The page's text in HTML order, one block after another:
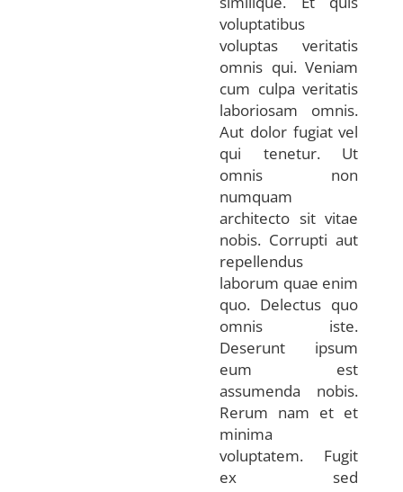
voluptatibus
voluptas veritatis
omnis qui. Veniam
cum culpa veritatis
laboriosam omnis.
Aut dolor fugiat vel
qui tenetur. Ut
omnis non
numquam
architecto sit vitae
nobis. Corrupti aut
repellendus
laborum quae enim
quo. Delectus quo
omnis iste.
Deserunt ipsum
eum est
assumenda nobis.
Rerum nam et et
minima
voluptatem. Fugit
ex sed